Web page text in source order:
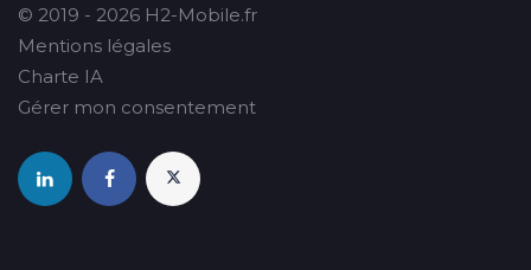
© 2019 - 2026 H2-Mobile.fr
Mentions légales
Charte IA
Gérer mon consentement